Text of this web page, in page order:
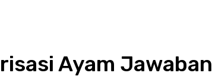
Ayam Jawaban